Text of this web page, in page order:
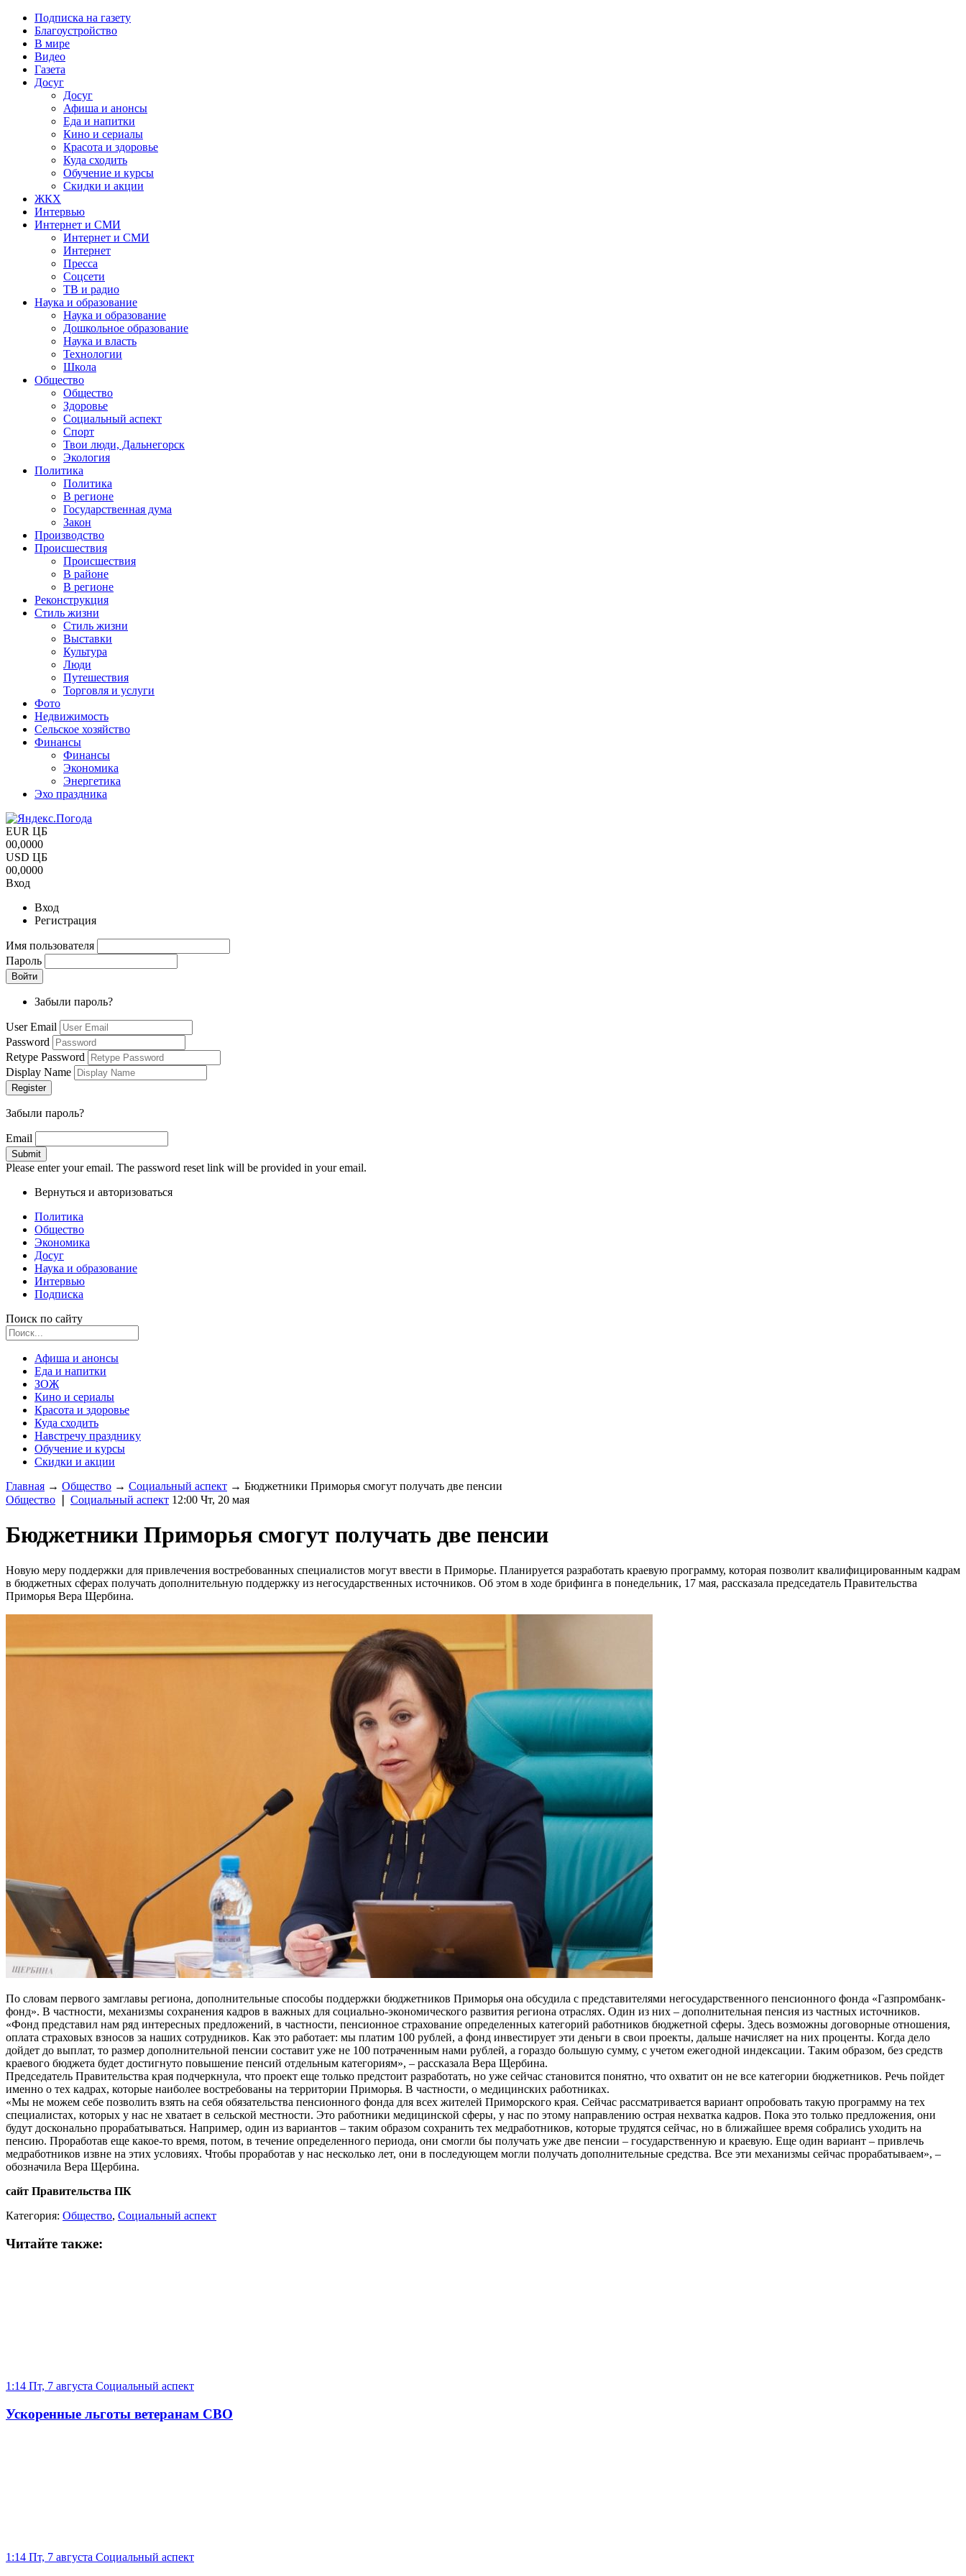
Подписка на газету
Благоустройство
В мире
Видео
Газета
Досуг
Досуг
Афиша и анонсы
Еда и напитки
Кино и сериалы
Красота и здоровье
Куда сходить
Обучение и курсы
Скидки и акции
ЖКХ
Интервью
Интернет и СМИ
Интернет и СМИ
Интернет
Пресса
Соцсети
ТВ и радио
Наука и образование
Наука и образование
Дошкольное образование
Наука и власть
Технологии
Школа
Общество
Общество
Здоровье
Социальный аспект
Спорт
Твои люди, Дальнегорск
Экология
Политика
Политика
В регионе
Государственная дума
Закон
Производство
Происшествия
Происшествия
В районе
В регионе
Реконструкция
Стиль жизни
Стиль жизни
Выставки
Культура
Люди
Путешествия
Торговля и услуги
Фото
Недвижимость
Сельское хозяйство
Финансы
Финансы
Экономика
Энергетика
Эхо праздника
EUR ЦБ
00,0000
USD ЦБ
00,0000
Вход
Вход
Регистрация
Имя пользователя
Пароль
Забыли пароль?
User Email
Password
Retype Password
Display Name
Забыли пароль?
Email
Please enter your email. The password reset link will be provided in your email.
Вернуться и авторизоваться
Политика
Общество
Экономика
Досуг
Наука и образование
Интервью
Подписка
Поиск по сайту
Афиша и анонсы
Еда и напитки
ЗОЖ
Кино и сериалы
Красота и здоровье
Куда сходить
Навстречу празднику
Обучение и курсы
Скидки и акции
Главная → Общество → Социальный аспект → Бюджетники Приморья смогут получать две пенсии
Общество
Социальный аспект 12:00 Чт, 20 мая
Бюджетники Приморья смогут получать две пенсии
Новую меру поддержки для привлечения востребованных специалистов могут ввести в Приморье. Планируется разработать краевую программу, которая позволит квалифицированным кадрам
в бюджетных сферах получать дополнительную поддержку из негосударственных источников. Об этом в ходе брифинга в понедельник, 17 мая, рассказала председатель Правительства
Приморья Вера Щербина.
По словам первого замглавы региона, дополнительные способы поддержки бюджетников Приморья она обсудила с представителями негосударственного пенсионного фонда «Газпромбанк-
фонд». В частности, механизмы сохранения кадров в важных для социально-экономического развития региона отраслях. Один из них – дополнительная пенсия из частных источников.
«Фонд представил нам ряд интересных предложений, в частности, пенсионное страхование определенных категорий работников бюджетной сферы. Здесь возможны договорные отношения,
оплата страховых взносов за наших сотрудников. Как это работает: мы платим 100 рублей, а фонд инвестирует эти деньги в свои проекты, дальше начисляет на них проценты. Когда дело
дойдет до выплат, то размер дополнительной пенсии составит уже не 100 потраченным нами рублей, а гораздо большую сумму, с учетом ежегодной индексации. Таким образом, без средств
краевого бюджета будет достигнуто повышение пенсий отдельным категориям», – рассказала Вера Щербина.
Председатель Правительства края подчеркнула, что проект еще только предстоит разработать, но уже сейчас становится понятно, что охватит он не все категории бюджетников. Речь пойдет
именно о тех кадрах, которые наиболее востребованы на территории Приморья. В частности, о медицинских работниках.
«Мы не можем себе позволить взять на себя обязательства пенсионного фонда для всех жителей Приморского края. Сейчас рассматривается вариант опробовать такую программу на тех
специалистах, которых у нас не хватает в сельской местности. Это работники медицинской сферы, у нас по этому направлению острая нехватка кадров. Пока это только предложения, они
будут досконально прорабатываться. Например, один из вариантов – таким образом сохранить тех медработников, которые трудятся сейчас, но в ближайшее время собрались уходить на
пенсию. Проработав еще какое-то время, потом, в течение определенного периода, они смогли бы получать уже две пенсии – государственную и краевую. Еще один вариант – привлечь
медработников извне на этих условиях. Чтобы проработав у нас несколько лет, они в последующем могли получать дополнительные средства. Все эти механизмы сейчас прорабатываем», –
обозначила Вера Щербина.
сайт Правительства ПК
Категория: Общество, Социальный аспект
Читайте также:
1:14 Пт, 7 августа Социальный аспект
Ускоренные льготы ветеранам СВО
1:14 Пт, 7 августа Социальный аспект